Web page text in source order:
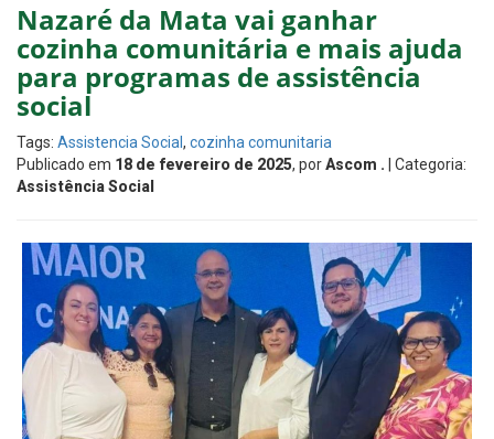
Nazaré da Mata vai ganhar
cozinha comunitária e mais ajuda
para programas de assistência
social
Tags: Assistencia Social , cozinha comunitaria
Publicado em 18 de fevereiro de 2025, porAscom . | Categoria:
Assistência Social